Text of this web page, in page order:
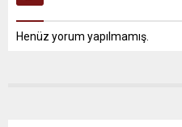
Henüz yorum yapılmamış.